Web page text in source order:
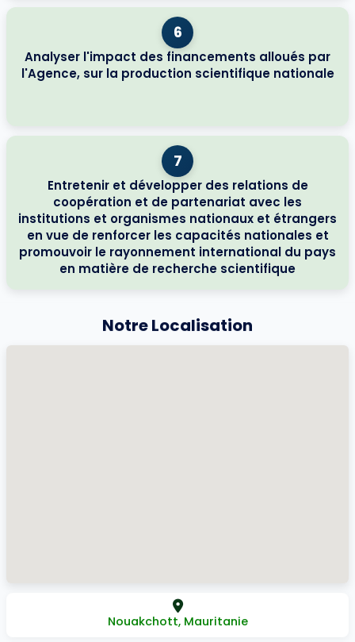
6
Analyser l'impact des financements alloués par
l'Agence, sur la production scientifique nationale
7
Entretenir et développer des relations de
coopération et de partenariat avec les
institutions et organismes nationaux et étrangers
en vue de renforcer les capacités nationales et
promouvoir le rayonnement international du pays
en matière de recherche scientifique
Notre Localisation
Nouakchott, Mauritanie